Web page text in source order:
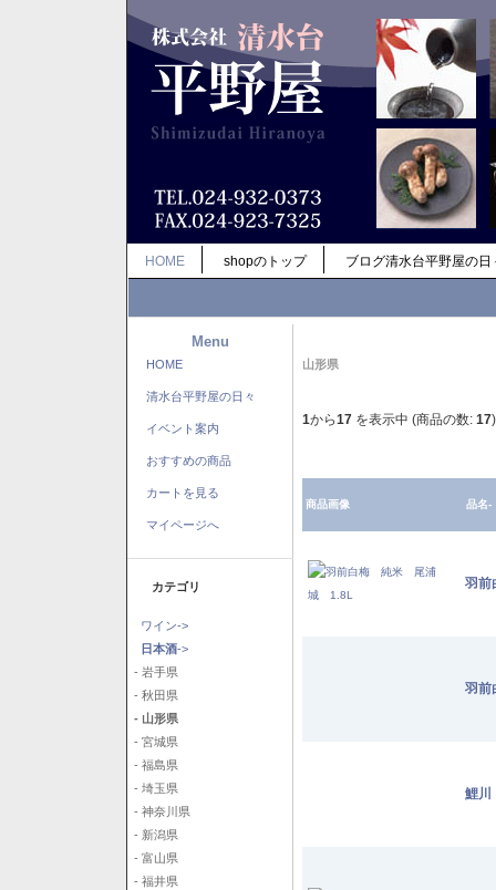
HOME shopのトップ ブログ清水台平野屋の日
Menu
HOME
清水台平野屋の日々
イベント案内
おすすめの商品
カートを見る
マイページへ
カテゴリ
ワイン->
日本酒->
- 岩手県
- 秋田県
- 山形県
- 宮城県
- 福島県
- 埼玉県
- 神奈川県
- 新潟県
- 富山県
- 福井県
山形県
1から17 を表示中 (商品の数: 17)
商品画像 品名-
羽
羽
鯉